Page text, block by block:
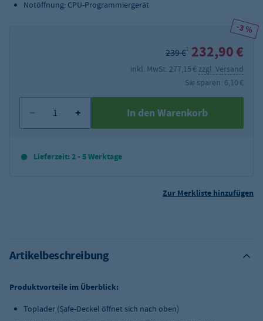
Notöffnung: CPU-Programmiergerät
-3 %
239 €2 232,90 €
inkl. MwSt. 277,15 € zzgl. Versand
Sie sparen: 6,10 €
In den Warenkorb
Lieferzeit: 2 - 5 Werktage
Zur Merkliste hinzufügen
Artikelbeschreibung
Produktvorteile im Überblick:
Toplader (Safe-Deckel öffnet sich nach oben)